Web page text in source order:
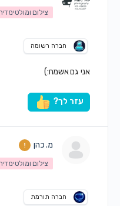
צילום ומולטימדיה
חברה רשומה
אני גם אשמח:)
עזר לך?
מ. כהן
צילום ומולטימדיה
חברה תורמת